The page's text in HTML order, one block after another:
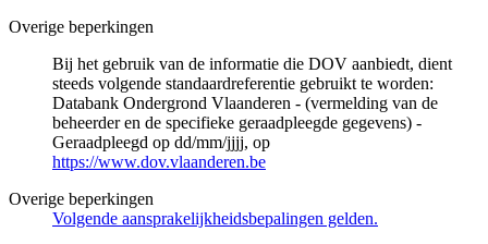
Overige beperkingen
Bij het gebruik van de informatie die DOV aanbiedt, dient
steeds volgende standaardreferentie gebruikt te worden:
Databank Ondergrond Vlaanderen - (vermelding van de
beheerder en de specifieke geraadpleegde gegevens) -
Geraadpleegd op dd/mm/jjjj, op
https://www.dov.vlaanderen.be
Overige beperkingen
Volgende aansprakelijkheidsbepalingen gelden.